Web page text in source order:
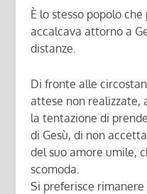
È lo stesso popolo
accalcava attorno a
distanze.
Di fronte alle
attese non realizzate,
la tentazione di
di Gesù, di non
del suo amore umile,
scomoda.
Si preferisce